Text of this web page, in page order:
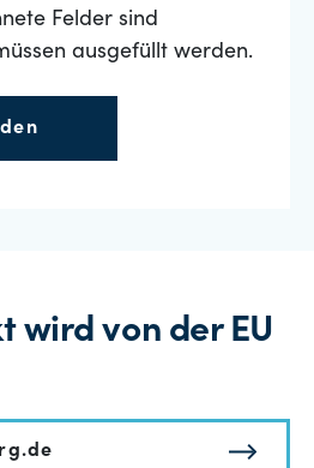
Felder sind
ausgefüllt werden.
wird von der EU